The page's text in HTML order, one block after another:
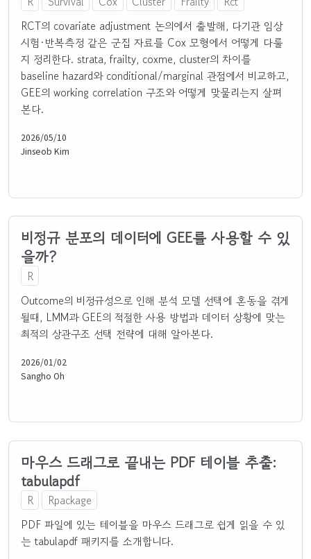
RCT의 covariate adjustment 논의에서 출발해, 다기관 임상
시험·반복측정 같은 군집 자료를 Cox 모형에서 어떻게 다룰
지 정리한다. strata, frailty, coxme, cluster의 차이를
baseline hazard와 conditional/marginal 관점에서 비교하고,
GEE의 working correlation 구조와 어떻게 맞물리는지 살펴
본다.
2026/05/10
Jinseob Kim
비정규 분포의 데이터에 GEE를 사용할 수 있
을까?
R
Outcome의 비정규성으로 인해 분석 모델 선택에 혼동을 겪게
될때, LMM과 GEE의 적절한 사용 방법과 데이터 상황에 맞는
최적의 상관구조 선택 전략에 대해 알아본다.
2026/01/02
Sangho Oh
마우스 드래그로 끝내는 PDF 테이블 추출:
tabulapdf
R
Rpackage
PDF 파일에 있는 테이블을 마우스 드래그로 쉽게 읽을 수 있
는 tabulapdf 패키지를 소개합니다.